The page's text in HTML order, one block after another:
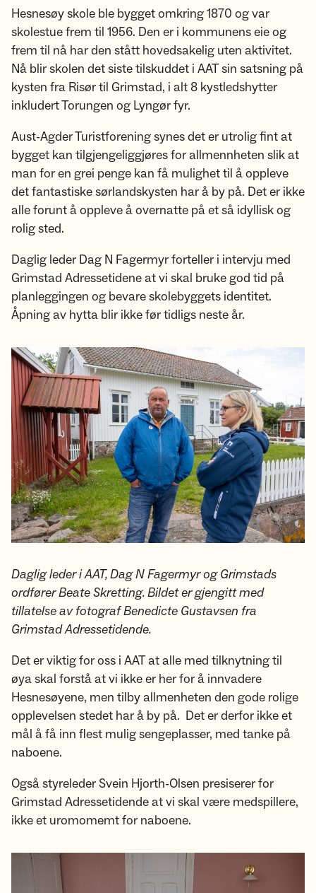
Hesnesøy skole ble bygget omkring 1870 og var
skolestue frem til 1956. Den er i kommunens eie og
frem til nå har den stått hovedsakelig uten aktivitet.
Nå blir skolen det siste tilskuddet i AAT sin satsning på
kysten fra Risør til Grimstad, i alt 8 kystledshytter
inkludert Torungen og Lyngør fyr.
Aust-Agder Turistforening synes det er utrolig fint at
bygget kan tilgjengeliggjøres for allmennheten slik at
man for en grei penge kan få mulighet til å oppleve
det fantastiske sørlandskysten har å by på. Det er ikke
alle forunt å oppleve å overnatte på et så idyllisk og
rolig sted.
Daglig leder Dag N Fagermyr forteller i intervju med
Grimstad Adressetidene at vi skal bruke god tid på
planleggingen og bevare skolebyggets identitet.
Åpning av hytta blir ikke før tidligs neste år.
Daglig leder i AAT, Dag N Fagermyr og Grimstads
ordfører Beate Skretting. Bildeter gjengitt med
tillatelse av fotograf Benedicte Gustavsen fra
Grimstad Adressetidende.
Det er viktig for oss i AAT at alle med tilknytning til
øya skal forstå at vi ikke er her for å innvadere
Hesnesøyene, men tilby allmenheten den gode rolige
opplevelsen stedet har å by på. Det er derfor ikke et
mål å få inn flest mulig sengeplasser, med tanke på
naboene.
Også styreleder Svein Hjorth-Olsen presiserer for
Grimstad Adressetidende at vi skal være medspillere,
ikke et uromomemt for naboene.